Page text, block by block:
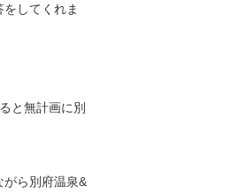
してくれま
と無計画に別
がら別府温泉&